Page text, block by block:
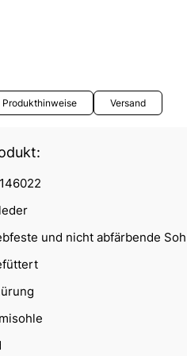
Produkthinweise Versand
und nicht abfärbende